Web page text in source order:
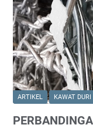
e
m
b
u
a
t
a
n
K
ARTIKEL KAWAT DURI